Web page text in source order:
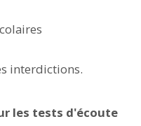
interdictions.
les tests d'écoute